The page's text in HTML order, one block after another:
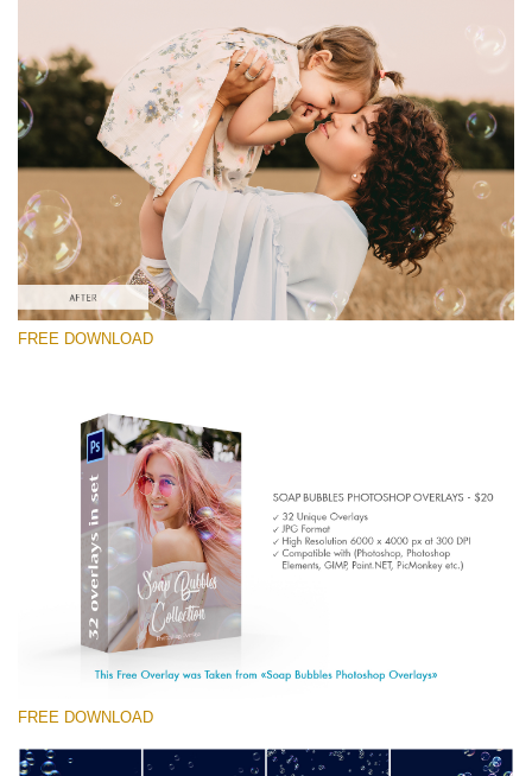
Please select
Free Photoshop Overlay #7
Small 800*533px
Soap Bubbles
(30 Overlays)
Large 6000*4000px
Entire Collection
(1783 Overlays)
Large 6000*4000px
Free download
FREE DOWNLOAD
FREE DOWNLOAD